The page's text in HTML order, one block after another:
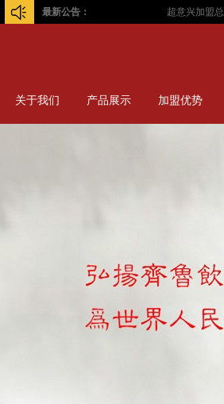
最新公告： 超意兴加盟总部！
关于我们 产品展示 加盟优势